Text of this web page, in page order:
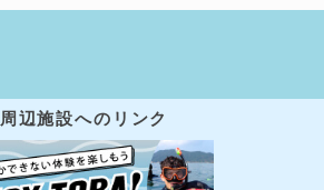
周辺施設へのリンク